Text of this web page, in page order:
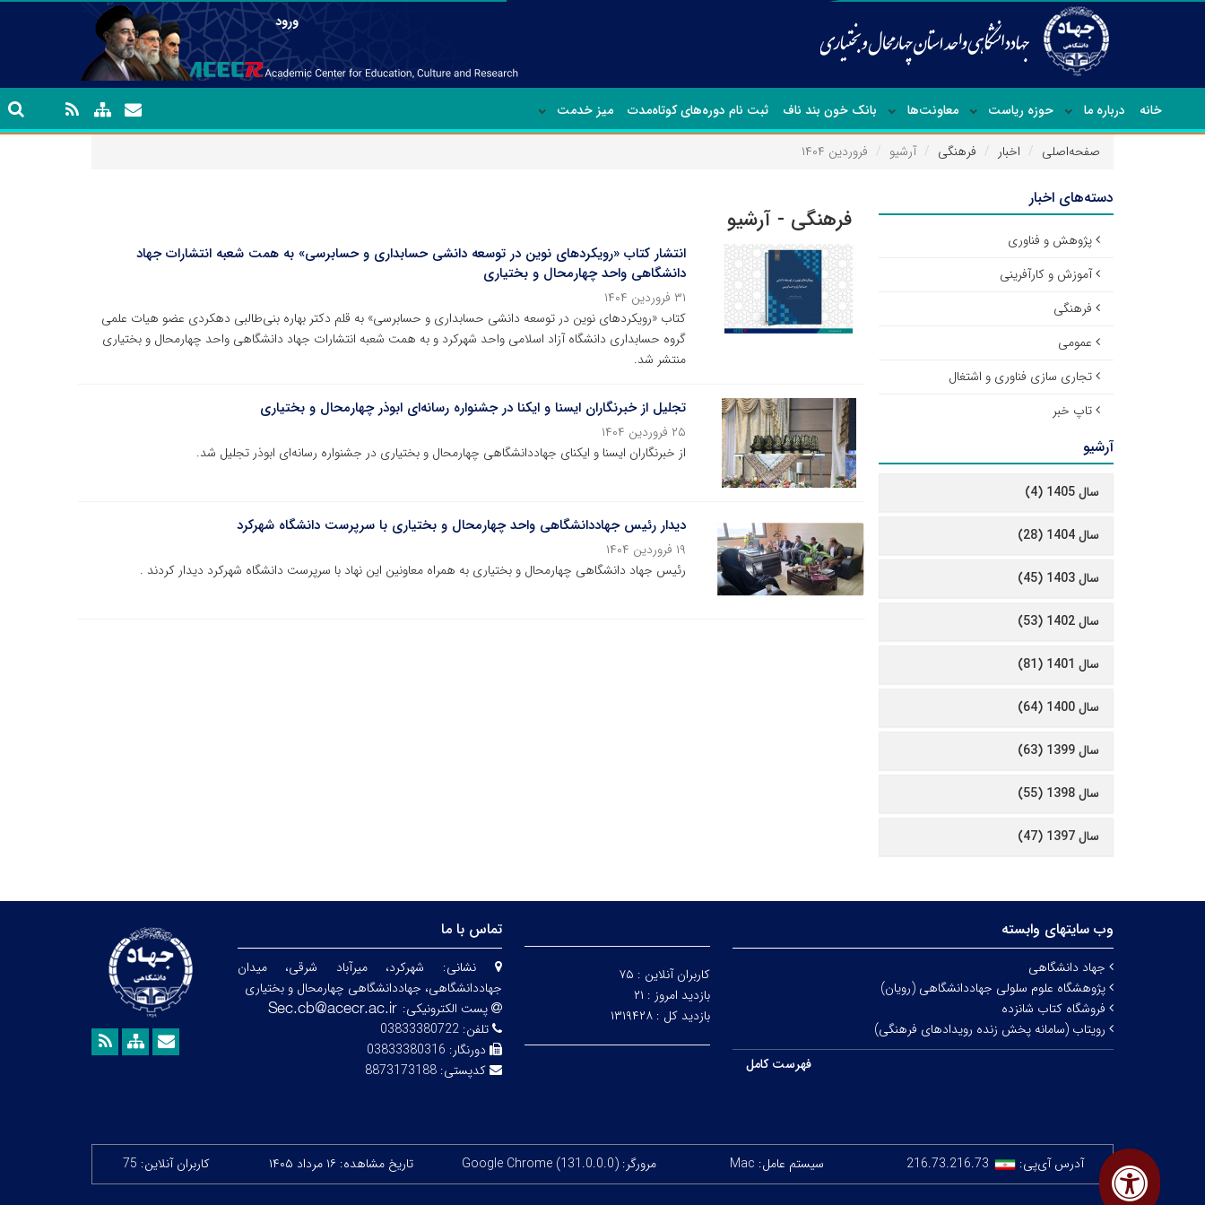
ورود
خانه درباره ما حوزه ریاست معاونت‌ها بانک خون بند ناف ثبت نام دوره‌های کوتاه‌مدت میز خدمت
صفحه‌اصلی اخبار فرهنگی آرشیو فروردین ۱۴۰۴
فرهنگی - آرشیو
انتشار کتاب «رویکردهای نوین در توسعه دانشی حسابداری و حسابرسی» به همت شعبه انتشارات جهاد
دانشگاهی واحد چهارمحال و بختیاری
۳۱ فروردین ۱۴۰۴
کتاب «رویکردهای نوین در توسعه دانشی حسابداری و حسابرسی» به قلم دکتر بهاره بنی‌طالبی دهکردی عضو هیات علمی
گروه حسابداری دانشگاه آزاد اسلامی واحد شهرکرد و به همت شعبه انتشارات جهاد دانشگاهی واحد چهارمحال و بختیاری
منتشر شد.
تجلیل از خبرنگاران ایسنا و ایکنا در جشنواره رسانه‌ای ابوذر چهارمحال و بختیاری
۲۵ فروردین ۱۴۰۴
از خبرنگاران ایسنا و ایکنای جهاددانشگاهی چهارمحال و بختیاری در جشنواره رسانه‌ای ابوذر تجلیل شد.
دیدار رئیس جهاددانشگاهی واحد چهارمحال و بختیاری با سرپرست دانشگاه شهرکرد
۱۹ فروردین ۱۴۰۴
رئیس جهاد دانشگاهی چهارمحال و بختیاری به همراه معاونین این نهاد با سرپرست دانشگاه شهرکرد دیدار کردند .
دسته‌های اخبار
پژوهش و فناوری
آموزش و کارآفرینی
فرهنگی
عمومی
تجاری سازی فناوری و اشتغال
تاپ خبر
آرشیو
سال 1405 (4)
سال 1404 (28)
سال 1403 (45)
سال 1402 (53)
سال 1401 (81)
سال 1400 (64)
سال 1399 (63)
سال 1398 (55)
سال 1397 (47)
وب سایتهای وابسته
جهاد دانشگاهی
پژوهشگاه علوم سلولی جهاددانشگاهی (رویان)
فروشگاه کتاب شانزده
رویتاب (سامانه پخش زنده رویدادهای فرهنگی)
فهرست کامل
کاربران آنلاین : ۷۵
بازدید امروز : ۲۱
بازدید کل : ۱۳۱۹۴۲۸
تماس با ما
نشانی: شهرکرد، میرآباد شرقی، میدان
جهاددانشگاهی، جهاددانشگاهی چهارمحال و بختیاری
پست الکترونیکی:
تلفن:03833380722
دورنگار: 03833380316
کدپستی:8873173188
آدرس آی‌پی: 216.73.216.73 سیستم عامل: Mac مرورگر: Google Chrome (131.0.0.0) تاریخ مشاهده: ۱۶ مرداد ۱۴۰۵ کاربران آنلاین: 75